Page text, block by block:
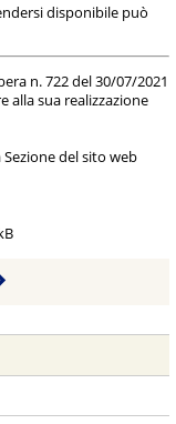
disponibile può
n. 722 del 30/07/2021
alla sua realizzazione
del sito web